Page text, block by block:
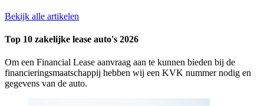
Bekijk alle artikelen
Top 10 zakelijke lease auto's 2026
Om een Financial Lease aanvraag aan te kunnen bieden bij de
financieringsmaatschappij hebben wij een KVK nummer nodig en
gegevens van de auto.